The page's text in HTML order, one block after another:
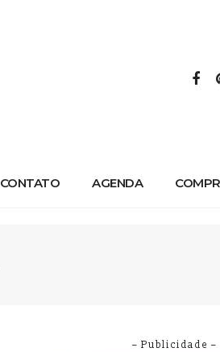
CONTATO AGENDA
– Publicidade –